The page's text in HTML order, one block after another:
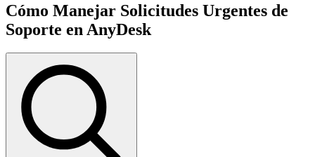
Cómo Manejar Solicitudes Urgentes de
Soporte en AnyDesk